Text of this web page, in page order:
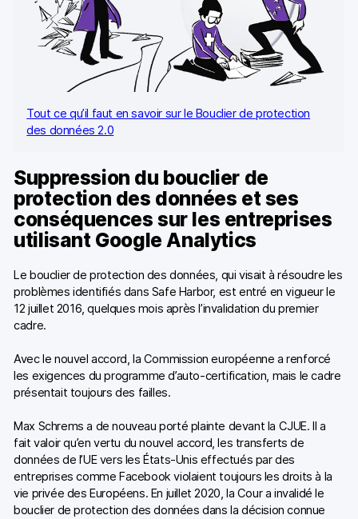
Tout ce qu’il faut en savoir sur le Bouclier de protection
des données 2.0
Suppression du bouclier de
protection des données et ses
conséquences sur les entreprises
utilisant Google Analytics
Le bouclier de protection des données, qui visait à résoudre les
problèmes identifiés dans Safe Harbor, est entré en vigueur le
12 juillet 2016, quelques mois après l’invalidation du premier
cadre.
Avec le nouvel accord, la Commission européenne a renforcé
les exigences du programme d’auto-certification, mais le cadre
présentait toujours des failles.
Max Schrems a de nouveau porté plainte devant la CJUE. Il a
fait valoir qu’en vertu du nouvel accord, les transferts de
données de l’UE vers les États-Unis effectués par des
entreprises comme Facebook violaient toujours les droits à la
vie privée des Européens. En juillet 2020, la Cour a invalidé le
bouclier de protection des données dans la décision connue